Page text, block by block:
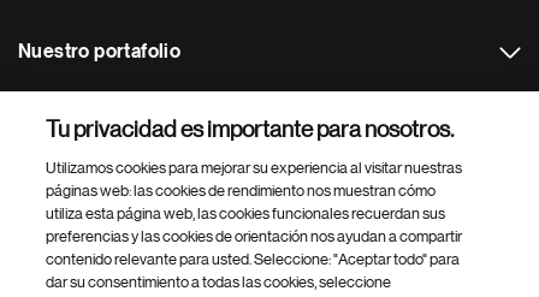
Nuestro portafolio
Footer Site Search
Tu privacidad es importante para nosotros.
Utilizamos cookies para mejorar su experiencia al visitar nuestras
páginas web: las cookies de rendimiento nos muestran cómo
utiliza esta página web, las cookies funcionales recuerdan sus
preferencias y las cookies de orientación nos ayudan a compartir
contenido relevante para usted. Seleccione: "Aceptar todo" para
dar su consentimiento a todas las cookies, seleccione